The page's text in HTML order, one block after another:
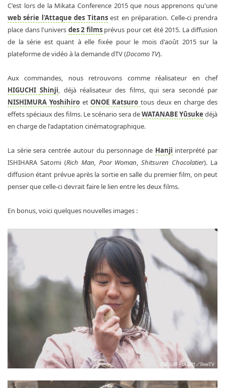
C'est lors de la Mikata Conference 2015 que nous apprenons qu'une
web série l'Attaque des Titansest en préparation. Celle-ci prendra
place dans l'univers des 2 filmsprévus pour cet été 2015. La diffusion
de la série est quant à elle fixée pour le mois d'août 2015 sur la
plateforme de vidéo à la demande dTV (Docomo TV).
Aux commandes, nous retrouvons comme réalisateur en chef
HIGUCHIShinji, déjà réalisateur des films, qui sera secondé par
NISHIMURA YoshihiroetONOE Katsuro tous deux en charge des
effets spéciaux des films. Le scénario sera deWATANABE Yūsuke déjà
en charge de l'adaptation cinématographique.
La série sera centrée autour du personnage de Hanji interprété par
ISHIHARA Satomi (Rich Man, Poor Woman,Shitsuren Chocolatier). La
diffusion étant prévue après la sortie en salle du premier film, on peut
penser que celle-ci devrait faire le lien entre les deux films.
En bonus, voici quelques nouvelles images :